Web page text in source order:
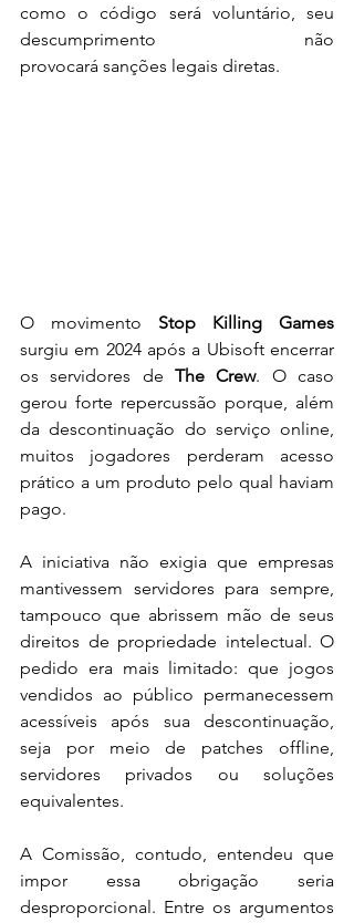
como o código será voluntário, seu
descumprimento não
provocará sanções legais diretas.
O movimento Stop Killing Games
surgiu em 2024 após a Ubisoft encerrar
os servidores de The Crew. O caso
gerou forte repercussão porque, além
da descontinuação do serviço online,
muitos jogadores perderam acesso
prático a um produto pelo qual haviam
pago.
A iniciativa não exigia que empresas
mantivessem servidores para sempre,
tampouco que abrissem mão de seus
direitos de propriedade intelectual. O
pedido era mais limitado: que jogos
vendidos ao público permanecessem
acessíveis após sua descontinuação,
seja por meio de patches offline,
servidores privados ou soluções
equivalentes.
A Comissão, contudo, entendeu que
impor essa obrigação seria
desproporcional. Entre os argumentos